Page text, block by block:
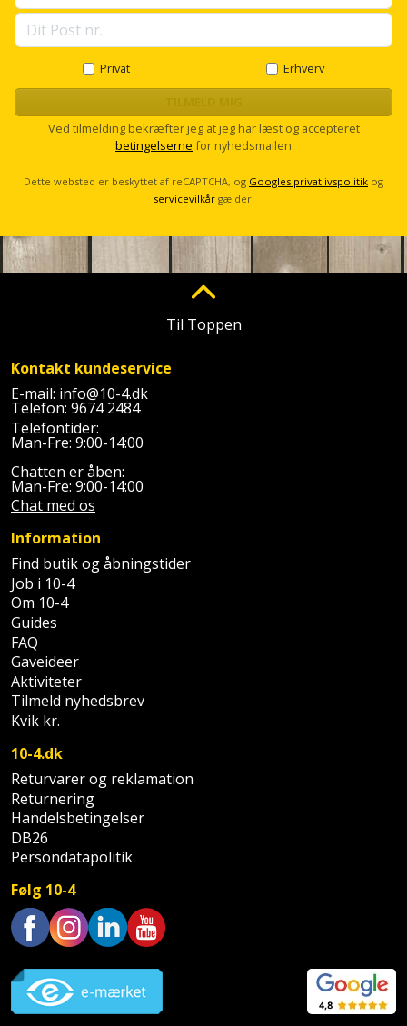
Privat Erhverv
Ved tilmelding bekræfter jeg at jeg har læst og accepteret
betingelserne for nyhedsmailen
Dette websted er beskyttet af reCAPTCHA, og Googles privatlivspolitik og
servicevilkårgælder.
Til Toppen
Kontakt kundeservice
E-mail: info@10-4.dk
Telefon: 9674 2484
Telefontider:
Man-Fre: 9:00-14:00
Chatten er åben:
Man-Fre: 9:00-14:00
Chat med os
Information
Find butik og åbningstider
Job i 10-4
Om 10-4
Guides
FAQ
Gaveideer
Aktiviteter
Tilmeld nyhedsbrev
Kvik kr.
10-4.dk
Returvarer og reklamation
Returnering
Handelsbetingelser
DB26
Persondatapolitik
Følg 10-4